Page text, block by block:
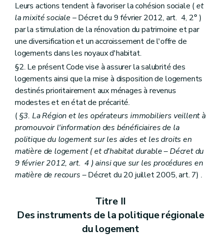
Leurs actions tendent à favoriser la cohésion sociale (et
la mixité sociale – Décret du 9 février 2012, art. 4, 2° )
par la stimulation de la rénovation du patrimoine et par
une diversification et un accroissement de l'offre de
logements dans les noyaux d'habitat.
§2. Le présent Code vise à assurer la salubrité des
logements ainsi que la mise à disposition de logements
destinés prioritairement aux ménages à revenus
modestes et en état de précarité.
( §3. La Région et les opérateurs immobiliers veillent à
promouvoir l'information des bénéficiaires de la
politique du logement sur les aides et les droits en
matière de logement (et d'habitat durable– Décret du
9 février 2012, art. 4 ) ainsi que sur les procédures en
matière de recours – Décret du 20 juillet 2005, art. 7) .
Titre II
Des instruments de la politique régionale
du logement